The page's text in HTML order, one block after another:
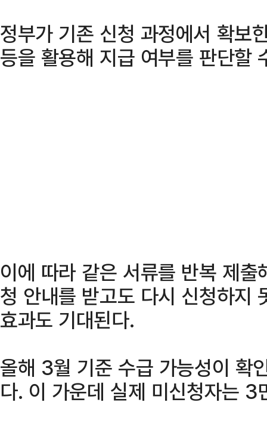
정부가 기존 신청 과정에서 확보
등을 활용해 지급 여부를 판단할
이에 따라 같은 서류를 반복 제
청 안내를 받고도 다시 신청하지
효과도 기대된다.
올해 3월 기준 수급 가능성이
다. 이 가운데 실제 미신청자는